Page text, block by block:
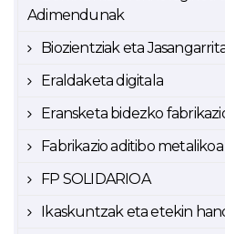
Adimendunak
Biozientziak eta
Eraldaketa digitala
Eransketa bidezko
Fabrikazio aditibo metalikoa
FP SOLIDARIOA
Ikaskuntzak eta etekin